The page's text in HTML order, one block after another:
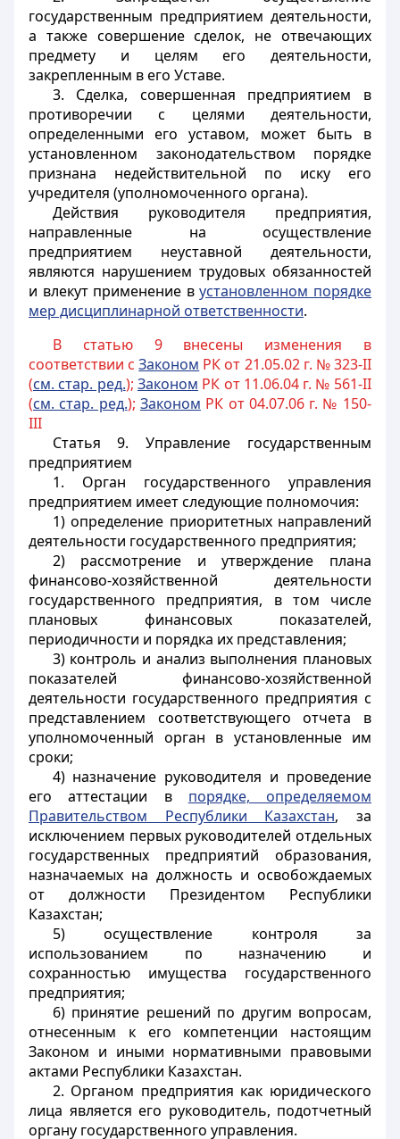
государственным предприятием деятельности,
а также совершение сделок, не отвечающих
предмету и целям его деятельности,
закрепленным в его Уставе.
3. Сделка, совершенная предприятием в
противоречии с целями деятельности,
определенными его уставом, может быть в
установленном законодательством порядке
признана недействительной по иску его
учредителя (уполномоченного органа).
Действия руководителя предприятия,
направленные на осуществление
предприятием неуставной деятельности,
являются нарушением трудовых обязанностей
и влекут применение вустановленном порядке
мер дисциплинарной ответственности.
В статью 9 внесены изменения в
соответствии сЗаконом РК от 21.05.02 г. № 323-II
(см. стар. ред.); Законом РК от 11.06.04 г. № 561-II
(см. стар. ред.); Законом РК от 04.07.06 г. № 150-
III
Статья 9. Управление государственным
предприятием
1. Орган государственного управления
предприятием имеет следующие полномочия:
1) определение приоритетных направлений
деятельности государственного предприятия;
2) рассмотрение и утверждение плана
финансово-хозяйственной деятельности
государственного предприятия, в том числе
плановых финансовых показателей,
периодичности и порядка их представления;
3) контроль и анализ выполнения плановых
показателей финансово-хозяйственной
деятельности государственного предприятия с
представлением соответствующего отчета в
уполномоченный орган в установленные им
сроки;
4) назначение руководителя и проведение
его аттестации в порядке, определяемом
Правительством Республики Казахстан, за
исключением первых руководителей отдельных
государственных предприятий образования,
назначаемых на должность и освобождаемых
от должности Президентом Республики
Казахстан;
5) осуществление контроля за
использованием по назначению и
сохранностью имущества государственного
предприятия;
6) принятие решений по другим вопросам,
отнесенным к его компетенции настоящим
Законом и иными нормативными правовыми
актами Республики Казахстан.
2. Органом предприятия как юридического
лица является его руководитель, подотчетный
органу государственного управления.